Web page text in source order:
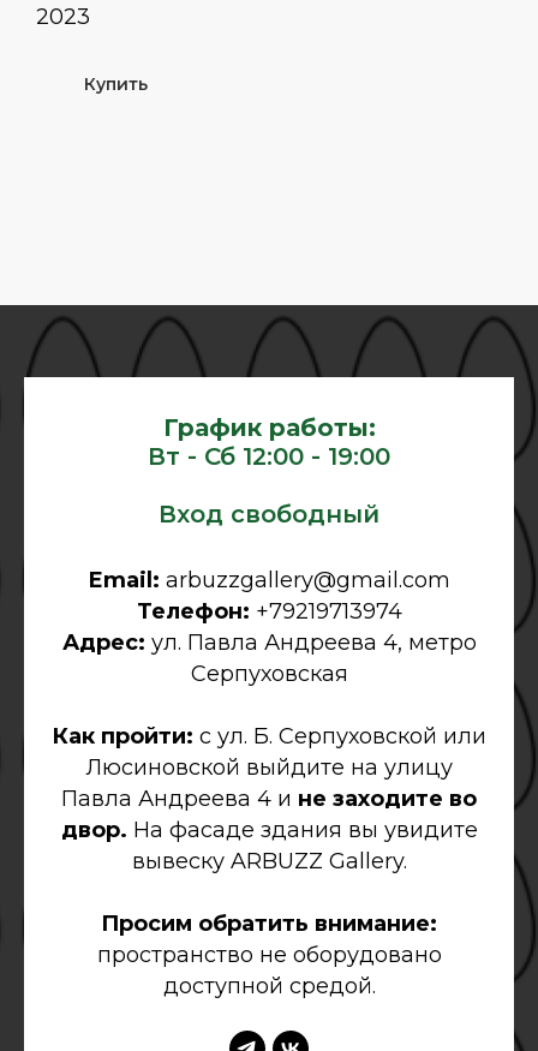
2023
Купить
График работы:
Вт - Сб 12:00 - 19:00
Вход свободный
Email: arbuzzgallery@gmail.com
Телефон: +79219713974
Адрес: ул. Павла Андреева 4, метро
Серпуховская
Как пройти: с ул. Б. Серпуховской или
Люсиновской выйдите на улицу
Павла Андреева 4 и не заходите во
двор. На фасаде здания вы увидите
вывеску ARBUZZ Gallery.
Просим обратить внимание:
пространство не оборудовано
доступной средой.